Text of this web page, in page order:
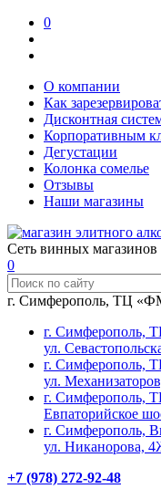
0
О компании
Как
Дисконтная
Корпоративным
Дегустации
Колонка сомелье
Отзывы
Наши магазины
Сеть винных
0
г. Симферополь, ТЦ
г. Симферополь,
ул.
г. Симферополь,
ул.
г.
Евпаторийское
г. Симферополь,
ул. Никанорова,
+7 (978) 272-92-48